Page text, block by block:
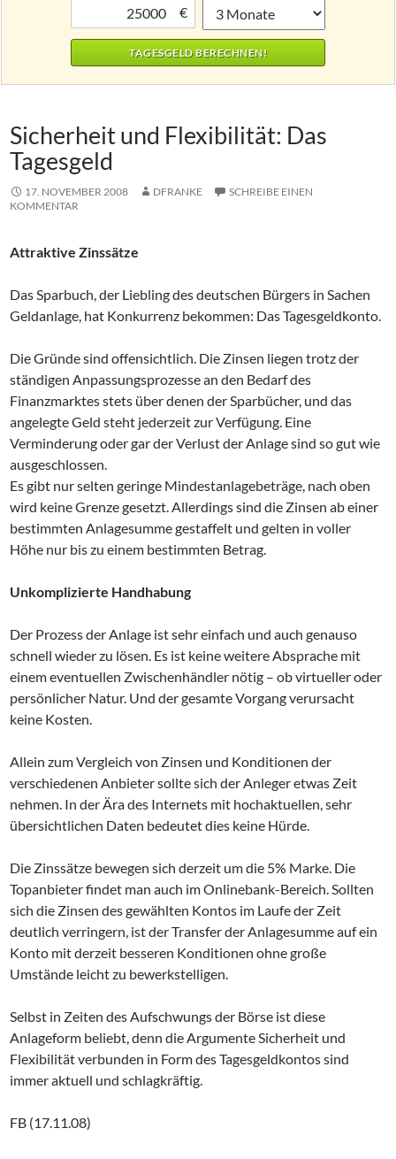
€
Sicherheit und Flexibilität: Das
Tagesgeld
17. NOVEMBER 2008 DFRANKE
SCHREIBE EINEN
KOMMENTAR
Attraktive Zinssätze
Das Sparbuch, der Liebling des deutschen Bürgers in Sachen
Geldanlage, hat Konkurrenz bekommen: Das Tagesgeldkonto.
Die Gründe sind offensichtlich. Die Zinsen liegen trotz der
ständigen Anpassungsprozesse an den Bedarf des
Finanzmarktes stets über denen der Sparbücher, und das
angelegte Geld steht jederzeit zur Verfügung. Eine
Verminderung oder gar der Verlust der Anlage sind so gut wie
ausgeschlossen.
Es gibt nur selten geringe Mindestanlagebeträge, nach oben
wird keine Grenze gesetzt. Allerdings sind die Zinsen ab einer
bestimmten Anlagesumme gestaffelt und gelten in voller
Höhe nur bis zu einem bestimmten Betrag.
Unkomplizierte Handhabung
Der Prozess der Anlage ist sehr einfach und auch genauso
schnell wieder zu lösen. Es ist keine weitere Absprache mit
einem eventuellen Zwischenhändler nötig – ob virtueller oder
persönlicher Natur. Und der gesamte Vorgang verursacht
keine Kosten.
Allein zum Vergleich von Zinsen und Konditionen der
verschiedenen Anbieter sollte sich der Anleger etwas Zeit
nehmen. In der Ära des Internets mit hochaktuellen, sehr
übersichtlichen Daten bedeutet dies keine Hürde.
Die Zinssätze bewegen sich derzeit um die 5% Marke. Die
Topanbieter findet man auch im Onlinebank-Bereich. Sollten
sich die Zinsen des gewählten Kontos im Laufe der Zeit
deutlich verringern, ist der Transfer der Anlagesumme auf ein
Konto mit derzeit besseren Konditionen ohne große
Umstände leicht zu bewerkstelligen.
Selbst in Zeiten des Aufschwungs der Börse ist diese
Anlageform beliebt, denn die Argumente Sicherheit und
Flexibilität verbunden in Form des Tagesgeldkontos sind
immer aktuell und schlagkräftig.
FB (17.11.08)